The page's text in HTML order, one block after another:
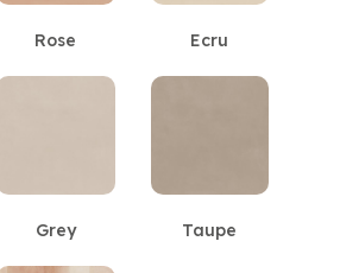
Rose Ecru
Grey Taupe